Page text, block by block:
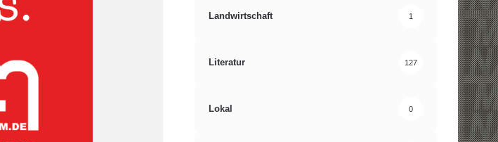
Landwirtschaft 1
Literatur 127
Lokal 0